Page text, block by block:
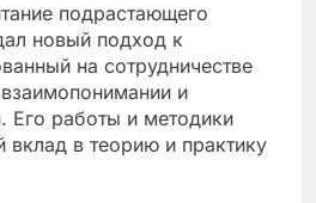
подрастающего
новый подход к
на сотрудничестве
и
Его работы и методики
вклад в теорию и практику